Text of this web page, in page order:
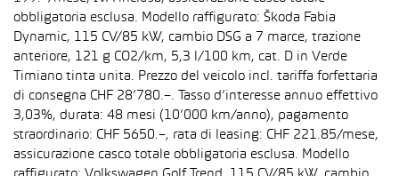
obbligatoria esclusa. Modello raffigurato: Škoda Fabia
Dynamic, 115 CV/85 kW, cambio DSG a 7 marce, trazione
anteriore, 121 g CO2/km, 5,3 l/100 km, cat. D in Verde
Timiano tinta unita. Prezzo del veicolo incl. tariffa forfettaria
di consegna CHF 28’780.–. Tasso d’interesse annuo effettivo
3,03%, durata: 48 mesi (10’000 km/anno), pagamento
straordinario: CHF 5650.–, rata di leasing: CHF 221.85/mese,
assicurazione casco totale obbligatoria esclusa. Modello